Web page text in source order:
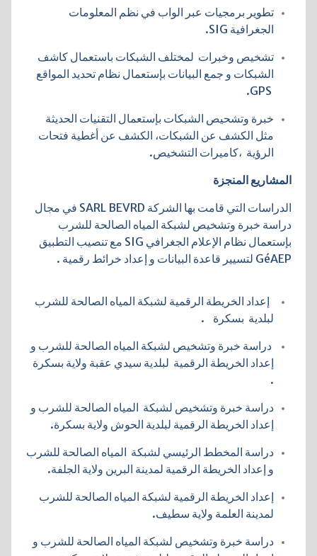
تطوير برمجيات عبر الواب في نظم المعلومات
الجغرافية SIG.
تشخيص وخبرات لمختلف الشبكات باستعمال كاشف
الشبكات و جمع البيانات بإستعمال نظام تحديد المواقع
خبرة وتشحيص الشبكات بإستعمال التقنيات الحديثة
مثل الكشف عن الشبكات، الكشف عن أغطية فتحات
الرؤية ،كاميرات التشخيص.
المشاريع المنجزة
الدراسات التي قامت بها الشركة SARL BEVRD في مجال
دراسة خبرة وتشخيص لشبكة المياه الصالحة للشرب
بإستعمال نظام الإعلام الجغرافي SIG مع تنصيب التطبيق
GéAEP لتسيير قاعدة البيانات و إعداد خرائط رقمية .
إعداد الخريطة الرقمية لشبكة المياه الصالحة للشرب
لبلدية بسكرة .
دراسة خبرة وتشخيص لشبكة المياه الصالحة للشرب و
إعداد الخريطة الرقمية لبلدية سيدي عقبة ولاية بسكرة
.
دراسة خبرة وتشخيص لشبكة المياه الصالحة للشرب و
إعداد الخريطة الرقمية لبلدية الحوش ولاية بسكرة.
دراسة المخطط الرئيسي لشبكة المياه الصالحة للشرب
و إعداد الخريطة الرقمية لمدينة البرين ولاية الجلفة.
إعداد الخريطة الرقمية لشبكة المياه الصالحة للشرب
لمدينة العلمة ولاية سطيف.
دراسة خبرة وتشخيص لشبكة المياه الصالحة للشرب و